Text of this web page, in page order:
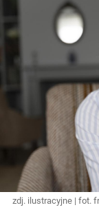
zdj. ilustracyjne | fot.